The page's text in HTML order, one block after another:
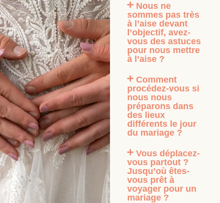
Nous ne
sommes pas très
à l’aise devant
l’objectif, avez-
vous des astuces
pour nous mettre
à l’aise ?
Comment
procédez-vous si
nous nous
préparons dans
des lieux
différents le jour
du mariage ?
Vous déplacez-
vous partout ?
Jusqu’où êtes-
vous prêt à
voyager pour un
mariage ?